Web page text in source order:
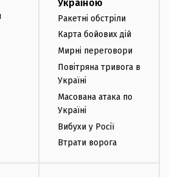
Україною
Ракетні обстріли
Карта бойових дій
Мирні переговори
Повітряна тривога в
Україні
Масована атака по
Україні
Вибухи у Росії
Втрати ворога